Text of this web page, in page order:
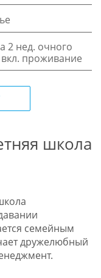
2 нед. очного
проживание
школа
семейным
дружелюбный